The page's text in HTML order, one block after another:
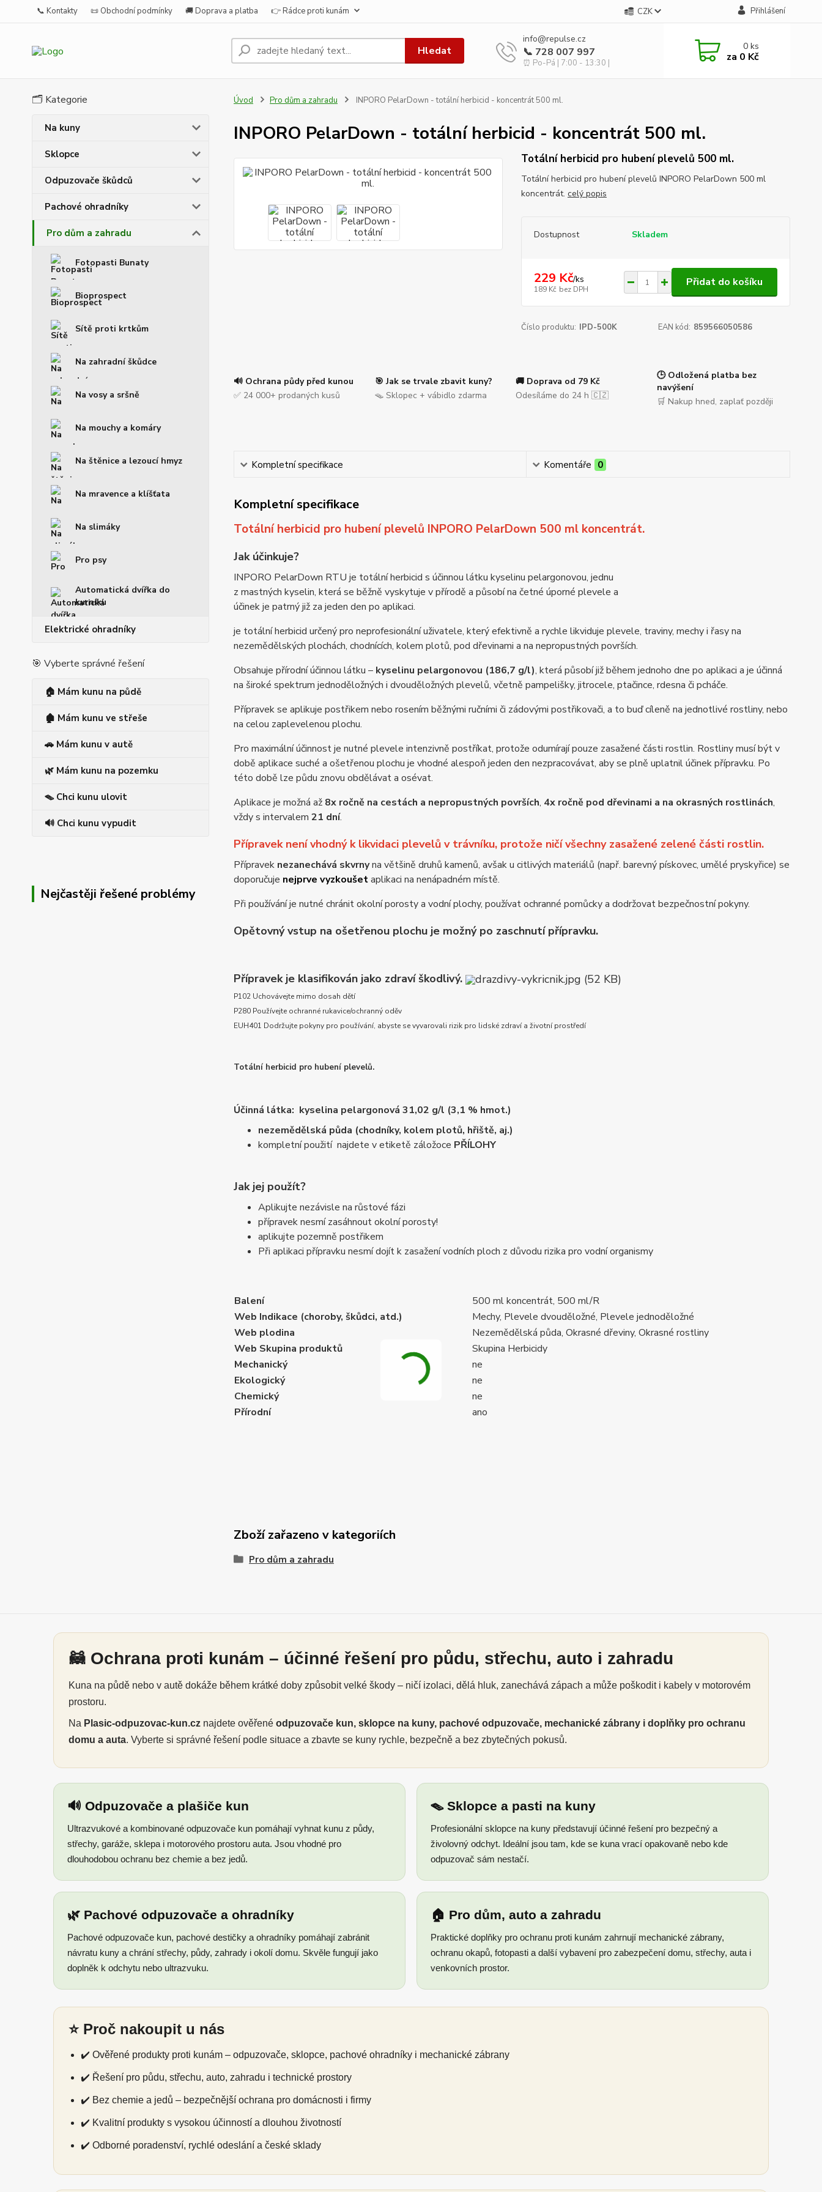
📞 Kontakty 📜 Obchodní podmínky 🚚 Doprava a platba 👉 Rádce proti kunám CZK Přihlášení
Hledat
info@repulse.cz
📞 728 007 997
⏰ Po-Pá | 7:00 - 13:30 |
0ks
za 0 Kč
🗂️ Kategorie
Na kuny
Sklopce
Odpuzovače škůdců
Pachové ohradníky
Pro dům a zahradu
Fotopasti Bunaty
Bioprospect
Sítě proti krtkům
Na zahradní škůdce
Na vosy a sršně
Na mouchy a komáry
Na štěnice a lezoucí hmyz
Na mravence a klíšťata
Na slimáky
Pro psy
Automatická dvířka do
kurníku
Elektrické ohradníky
🎯 Vyberte správné řešení
🏠 Mám kunu na půdě
🏚️ Mám kunu ve střeše
🚗 Mám kunu v autě
🌿 Mám kunu na pozemku
🪤 Chci kunu ulovit
🔊 Chci kunu vypudit
Nejčastěji řešené problémy
Úvod Pro dům a zahradu INPORO PelarDown - totální herbicid - koncentrát 500 ml.
INPORO PelarDown - totální herbicid - koncentrát 500 ml.
Totální herbicid pro hubení plevelů 500 ml.
Totální herbicid pro hubení plevelů INPORO PelarDown 500 ml
koncentrát. celý popis
Dostupnost Skladem
229 Kč/ks
189 Kč bez DPH
Přidat do košíku
Číslo produktu: IPD-500K EAN kód: 859566050586
🔊 Ochrana půdy před kunou
✅ 24 000+ prodaných kusů
🎯 Jak se trvale zbavit kuny?
🪤 Sklopec + vábidlo zdarma
🚚 Doprava od 79 Kč
Odesíláme do 24 h 🇨🇿
🕒 Odložená platba bez
navýšení
🛒 Nakup hned, zaplať později
Kompletní specifikace Komentáře 0
Kompletní specifikace
Totální herbicid pro hubení plevelů INPORO PelarDown 500 ml koncentrát.
Jak účinkuje?
INPORO PelarDown RTU je totální herbicid s účinnou látku kyselinu pelargonovou, jednu
z mastných kyselin, která se běžně vyskytuje v přírodě a působí na četné úporné plevele a
účinek je patrný již za jeden den po aplikaci.
je totální herbicid určený pro neprofesionální uživatele, který efektivně a rychle likviduje plevele, traviny, mechy i řasy na
nezemědělských plochách, chodnících, kolem plotů, pod dřevinami a na nepropustných površích.
Obsahuje přírodní účinnou látku – kyselinu pelargonovou (186,7 g/l), která působí již během jednoho dne po aplikaci a je účinná
na široké spektrum jednoděložných i dvouděložných plevelů, včetně pampelišky, jitrocele, ptačince, rdesna či pcháče.
Přípravek se aplikuje postřikem nebo rosením běžnými ručními či zádovými postřikovači, a to buď cíleně na jednotlivé rostliny, nebo
na celou zaplevelenou plochu.
Pro maximální účinnost je nutné plevele intenzivně postříkat, protože odumírají pouze zasažené části rostlin. Rostliny musí být v
době aplikace suché a ošetřenou plochu je vhodné alespoň jeden den nezpracovávat, aby se plně uplatnil účinek přípravku. Po
této době lze půdu znovu obdělávat a osévat.
Aplikace je možná až 8x ročně na cestách a nepropustných površích, 4x ročně pod dřevinami a na okrasných rostlinách,
vždy s intervalem 21 dní.
Přípravek není vhodný k likvidaci plevelů v trávníku, protože ničí všechny zasažené zelené části rostlin.
Přípravek nezanechává skvrnyna většině druhů kamenů, avšak u citlivých materiálů (např. barevný pískovec, umělé pryskyřice) se
doporučuje nejprve vyzkoušetaplikaci na nenápadném místě.
Při používání je nutné chránit okolní porosty a vodní plochy, používat ochranné pomůcky a dodržovat bezpečnostní pokyny.
Opětovný vstup na ošetřenou plochu je možný po zaschnutí přípravku.
Přípravek je klasifikován jako zdraví škodlivý.
P102 Uchovávejte mimo dosah dětí
P280 Používejte ochranné rukavice/ochranný oděv
EUH401 Dodržujte pokyny pro používání, abyste se vyvarovali rizik pro lidské zdraví a životní prostředí
Totální herbicid pro hubení plevelů.
Účinná látka: kyselina pelargonová 31,02 g/l (3,1 % hmot.)
nezemědělská půda (chodníky, kolem plotů, hřiště, aj.)
kompletní použití najdete v etiketě záložoce PŘÍLOHY
Jak jej použít?
Aplikujte nezávisle na růstové fázi
přípravek nesmí zasáhnout okolní porosty!
aplikujte pozemně postřikem
Při aplikaci přípravku nesmí dojít k zasažení vodních ploch z důvodu rizika pro vodní organismy
Balení
500 ml koncentrát, 500 ml/R
Web Indikace (choroby, škůdci, atd.)
Mechy, Plevele dvouděložné, Plevele jednoděložné
Web plodina
Nezemědělská půda, Okrasné dřeviny, Okrasné rostliny
Web Skupina produktů
Skupina Herbicidy
Mechanický
ne
Ekologický
ne
Chemický
ne
Přírodní
ano
Zboží zařazeno v kategoriích
Pro dům a zahradu
🦝 Ochrana proti kunám – účinné řešení pro půdu, střechu, auto i zahradu
Kuna na půdě nebo v autě dokáže během krátké doby způsobit velké škody – ničí izolaci, dělá hluk, zanechává zápach a může poškodit i kabely v motorovém
prostoru.
Na Plasic-odpuzovac-kun.cz najdete ověřené odpuzovače kun, sklopce na kuny, pachové odpuzovače, mechanické zábrany i doplňky pro ochranu
domu a auta. Vyberte si správné řešení podle situace a zbavte se kuny rychle, bezpečně a bez zbytečných pokusů.
🔊 Odpuzovače a plašiče kun
Ultrazvukové a kombinované odpuzovače kun pomáhají vyhnat kunu z půdy,
střechy, garáže, sklepa i motorového prostoru auta. Jsou vhodné pro
dlouhodobou ochranu bez chemie a bez jedů.
🪤 Sklopce a pasti na kuny
Profesionální sklopce na kuny představují účinné řešení pro bezpečný a
živolovný odchyt. Ideální jsou tam, kde se kuna vrací opakovaně nebo kde
odpuzovač sám nestačí.
🌿 Pachové odpuzovače a ohradníky
Pachové odpuzovače kun, pachové destičky a ohradníky pomáhají zabránit
návratu kuny a chrání střechy, půdy, zahrady i okolí domu. Skvěle fungují jako
doplněk k odchytu nebo ultrazvuku.
🏠 Pro dům, auto a zahradu
Praktické doplňky pro ochranu proti kunám zahrnují mechanické zábrany,
ochranu okapů, fotopasti a další vybavení pro zabezpečení domu, střechy, auta i
venkovních prostor.
⭐ Proč nakoupit u nás
✔️ Ověřené produkty proti kunám – odpuzovače, sklopce, pachové ohradníky i mechanické zábrany
✔️ Řešení pro půdu, střechu, auto, zahradu i technické prostory
✔️ Bez chemie a jedů – bezpečnější ochrana pro domácnosti i firmy
✔️ Kvalitní produkty s vysokou účinností a dlouhou životností
✔️ Odborné poradenství, rychlé odeslání a české sklady